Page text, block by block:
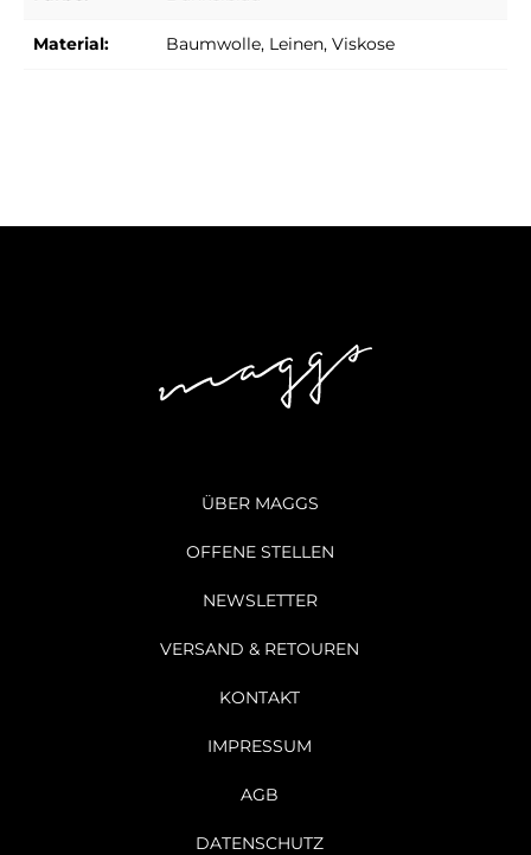
Material: Baumwolle, Leinen, Viskose
ÜBER MAGGS
OFFENE STELLEN
NEWSLETTER
VERSAND & RETOUREN
KONTAKT
IMPRESSUM
AGB
DATENSCHUTZ